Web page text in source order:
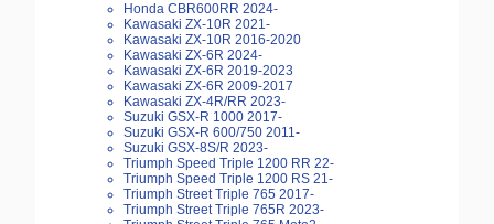
Honda CBR600RR 2024-
Kawasaki ZX-10R 2021-
Kawasaki ZX-10R 2016-2020
Kawasaki ZX-6R 2024-
Kawasaki ZX-6R 2019-2023
Kawasaki ZX-6R 2009-2017
Kawasaki ZX-4R/RR 2023-
Suzuki GSX-R 1000 2017-
Suzuki GSX-R 600/750 2011-
Suzuki GSX-8S/R 2023-
Triumph Speed Triple 1200 RR 22-
Triumph Speed Triple 1200 RS 21-
Triumph Street Triple 765 2017-
Triumph Street Triple 765R 2023-